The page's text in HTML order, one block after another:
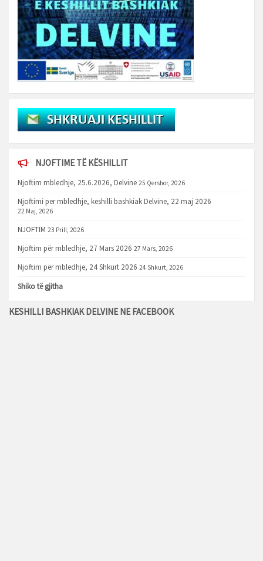
NJOFTIME TË KËSHILLIT
Njoftim mbledhje, 25.6.2026, Delvine 25 Qershor, 2026
Njoftimi per mbledhje, keshilli bashkiak Delvine, 22 maj 2026
22 Maj, 2026
NJOFTIM 23 Prill, 2026
Njoftim për mbledhje, 27 Mars 2026 27 Mars, 2026
Njoftim për mbledhje, 24 Shkurt 2026 24 Shkurt, 2026
Shiko të gjitha
KESHILLI BASHKIAK DELVINE NE FACEBOOK